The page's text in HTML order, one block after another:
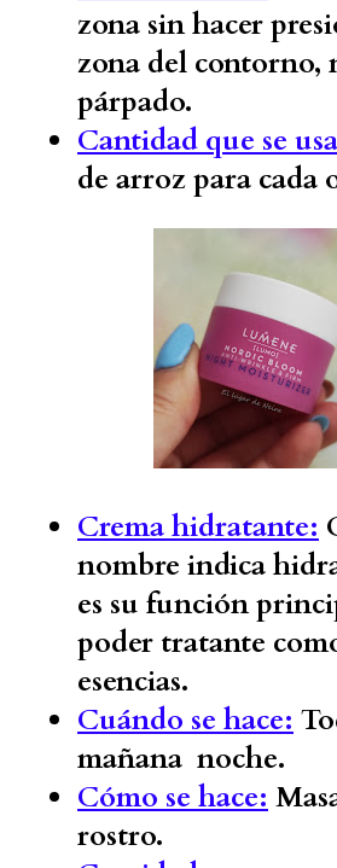
zona sin hacer
zona del contorno,
párpado.
Cantidad que se
de arroz para cada
Crema hidratante:
nombre indica
es su función
poder tratante
esencias.
Cuándo se hace:
mañana noche.
Cómo se hace:
rostro.